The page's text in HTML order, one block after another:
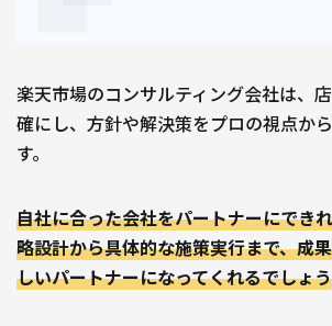
お問い合わせ
楽天市場のコンサルティング会社は、
確にし、方針や解決策をプロの視点か
す。
自社に合った会社をパートナーにでき
略設計から具体的な施策実行まで、成
しいパートナーになってくれるでしょう